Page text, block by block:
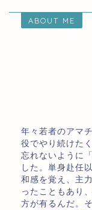
ABOUT ME
年々若者のアマ
役でやり続けた
忘れないように
した。単身赴任
和感を覚え、主
ったこともあり
方が有るんだ。